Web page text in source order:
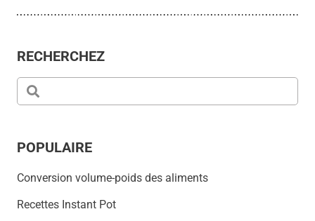
RECHERCHEZ
POPULAIRE
Conversion volume-poids des aliments
Recettes Instant Pot